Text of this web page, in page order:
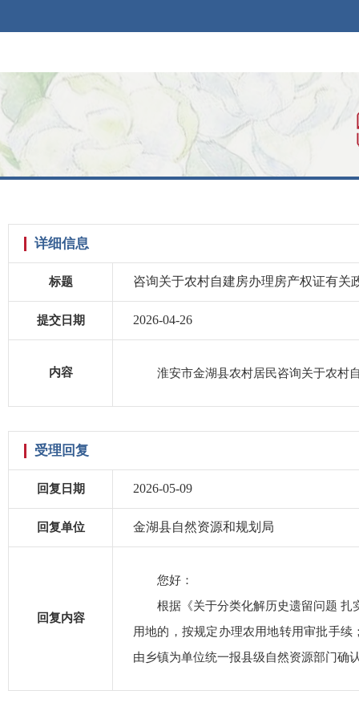
详细信息
标题 咨询关于农村自建房办理房产权证有关
提交日期 2026-04-26
内容 淮安市金湖县农村居民咨询关于农村
受理回复
回复日期 2026-05-09
回复单位 金湖县自然资源和规划局
回复内容
您好：
根据《关于分类化解历史遗留问题
用地的，按规定办理农用地转用审批手
由乡镇为单位统一报县级自然资源部门确